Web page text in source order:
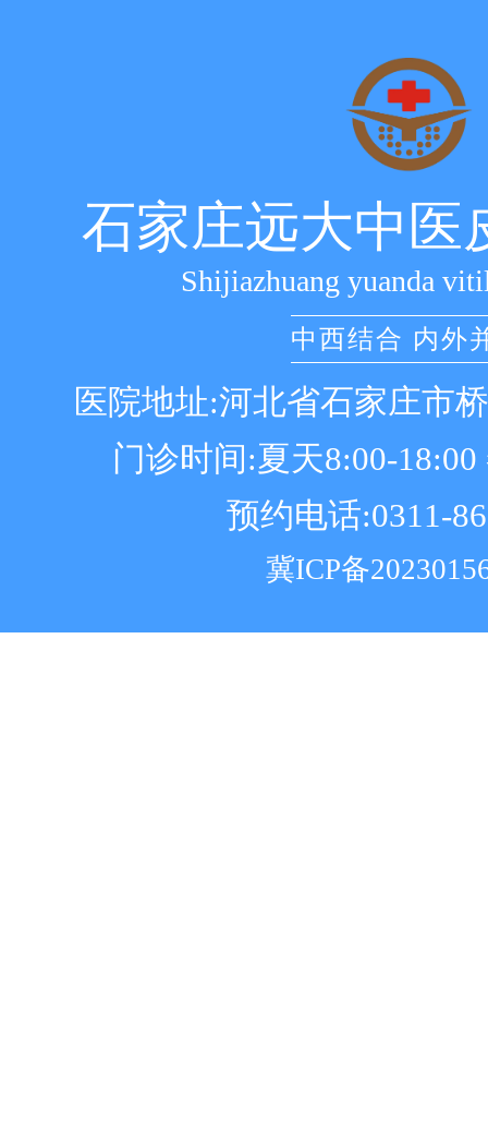
石家庄远大中医
Shijiazhuang yuanda
中西结合 内外
医院地址:河北省石家庄市
门诊时间:夏天8:00-18:00
预约电话:0311-
冀ICP备